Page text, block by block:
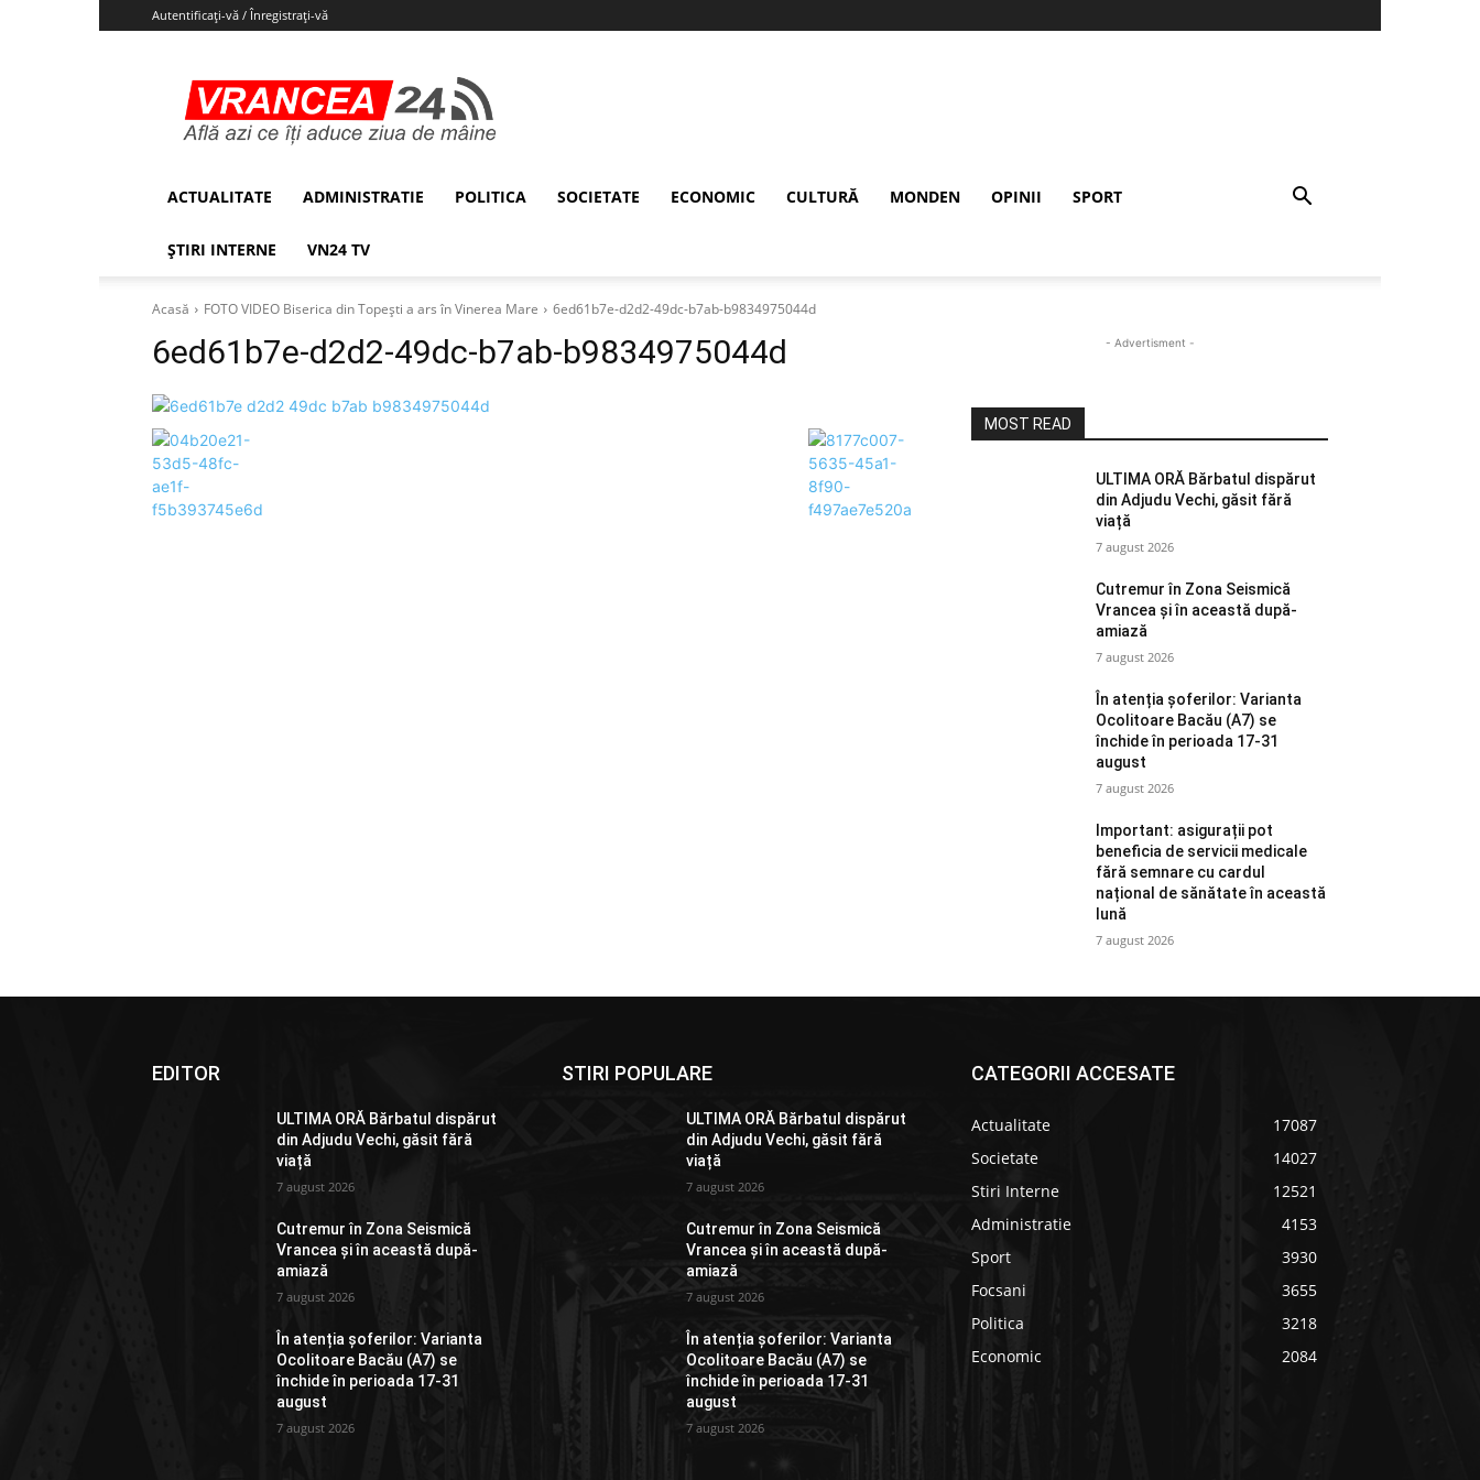
Autentificați-vă / Înregistrați-vă
ACTUALITATE ADMINISTRATIE POLITICA SOCIETATE ECONOMIC CULTURĂ MONDEN OPINII SPORT
ȘTIRI INTERNE VN24 TV
Acasă FOTO VIDEO Biserica din Topești a ars în Vinerea Mare 6ed61b7e-d2d2-49dc-b7ab-b9834975044d
6ed61b7e-d2d2-49dc-b7ab-b9834975044d - Advertisment -
MOST READ
ULTIMA ORĂ Bărbatul dispărut
din Adjudu Vechi, găsit fără
viață
7 august 2026
Cutremur în Zona Seismică
Vrancea și în această după-
amiază
7 august 2026
În atenția șoferilor: Varianta
Ocolitoare Bacău (A7) se
închide în perioada 17-31
august
7 august 2026
Important: asigurații pot
beneficia de servicii medicale
fără semnare cu cardul
național de sănătate în această
lună
7 august 2026
EDITOR
ULTIMA ORĂ Bărbatul dispărut
din Adjudu Vechi, găsit fără
viață
7 august 2026
Cutremur în Zona Seismică
Vrancea și în această după-
amiază
7 august 2026
În atenția șoferilor: Varianta
Ocolitoare Bacău (A7) se
închide în perioada 17-31
august
7 august 2026
STIRI POPULARE
ULTIMA ORĂ Bărbatul dispărut
din Adjudu Vechi, găsit fără
viață
7 august 2026
Cutremur în Zona Seismică
Vrancea și în această după-
amiază
7 august 2026
În atenția șoferilor: Varianta
Ocolitoare Bacău (A7) se
închide în perioada 17-31
august
7 august 2026
CATEGORII ACCESATE
Actualitate
17087
Societate
14027
Stiri Interne
12521
Administratie
4153
Sport
3930
Focsani
3655
Politica
3218
Economic
2084